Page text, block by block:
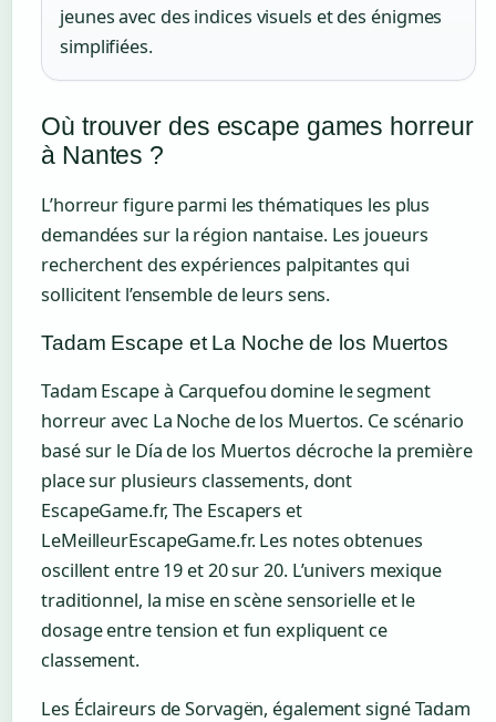
jeunes avec des indices visuels et des énigmes
simplifiées.
Où trouver des escape games horreur
à Nantes ?
L’horreur figure parmi les thématiques les plus
demandées sur la région nantaise. Les joueurs
recherchent des expériences palpitantes qui
sollicitent l’ensemble de leurs sens.
Tadam Escape et La Noche de los Muertos
Tadam Escape à Carquefou domine le segment
horreur avec La Noche de los Muertos. Ce scénario
basé sur le Día de los Muertos décroche la première
place sur plusieurs classements, dont
EscapeGame.fr, The Escapers et
LeMeilleurEscapeGame.fr. Les notes obtenues
oscillent entre 19 et 20 sur 20. L’univers mexique
traditionnel, la mise en scène sensorielle et le
dosage entre tension et fun expliquent ce
classement.
Les Éclaireurs de Sorvagën, également signé Tadam